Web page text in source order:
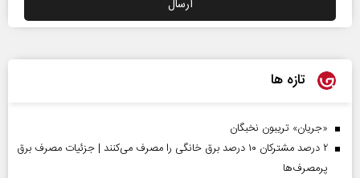
تازه ها
«جریان» تریبون نخبگان
۲ درصد مشترکان ۱۰ درصد برق خانگی را مصرف می‌کنند | جزئیات مصرف برق
پرمصرف‌ها